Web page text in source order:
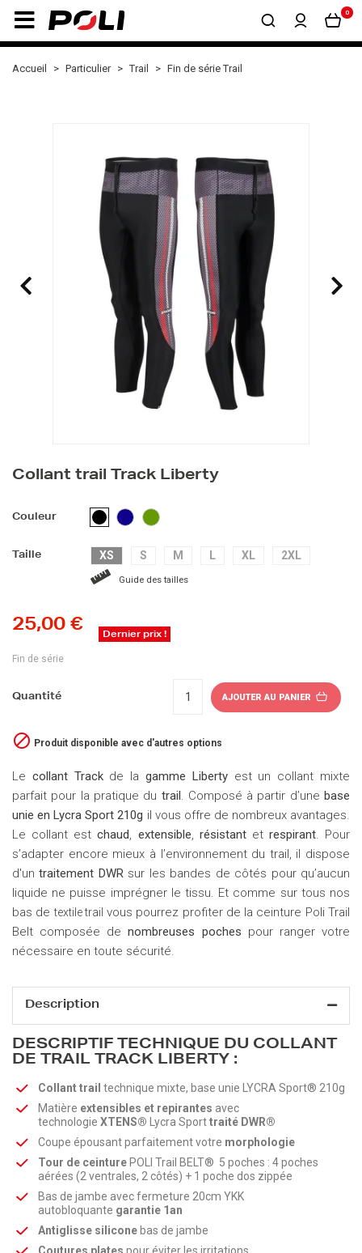
0
Accueil Particulier Trail Fin de série Trail
Collant trail Track Liberty
Couleur NOIRBLEU
FONCÉ
VERT
Taille XS S M L XL 2XL
Guide des tailles
25,00 € Dernier prix !
Fin de série
Quantité AJOUTER AU PANIER
 Produit disponible avec d'autres options
Le collant Trackde lagamme Liberty est un collant mixte
parfait pour la pratique du trail. Composé à partir d’une base
unie en Lycra Sport 210g il vous offre de nombreux avantages.
Le collant estchaud, extensible, résistantetrespirant. Pour
s’adapter encore mieux à l’environnement du trail, il dispose
d'untraitement DWRsur les bandes de côtés pour qu’aucun
liquide ne puisse imprégner le tissu. Et comme sur tous nos
bas detextile trail vous pourrez profiter de la ceinture Poli Trail
Belt composée denombreuses poches pour ranger votre
nécessaire en toute sécurité.
Description
DESCRIPTIF TECHNIQUE DU COLLANT
DE TRAIL TRACK LIBERTY :
Collant trail technique mixte, base unie LYCRA Sport® 210g
Matière extensibles et repirantes avec
technologie XTENS® Lycra Sporttraité DWR®
Coupe épousant parfaitement votre morphologie
Tour de ceinture POLI Trail BELT® 5 poches : 4 poches
aérées (2 ventrales, 2 côtés) + 1 poche dos zippée
Bas de jambe avec fermeture 20cm YKK
autobloquante garantie 1an
Antiglisse silicone bas de jambe